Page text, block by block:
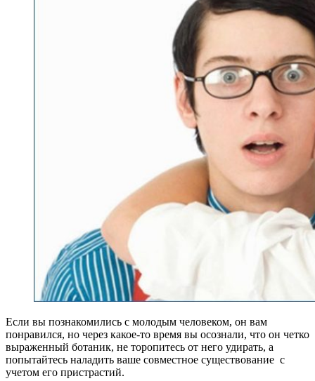
Если вы познакомились с молодым человеком, он вам
понравился, но через какое-то время вы осознали, что он четко
выраженный ботаник, не торопитесь от него удирать, а
попытайтесь наладить ваше совместное существование с
учетом его пристрастий.